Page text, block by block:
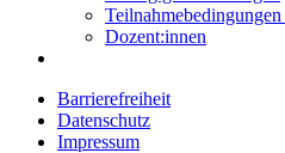
Dozent:innen
Barrierefreiheit
Datenschutz
Impressum